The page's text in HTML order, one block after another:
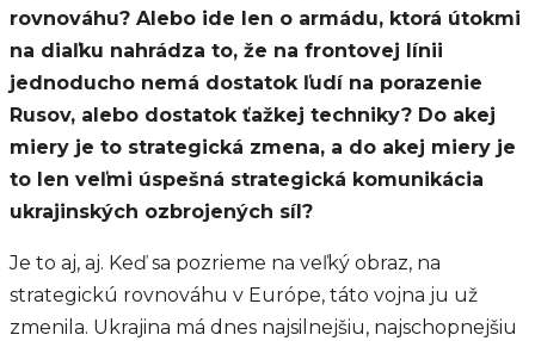
rovnováhu? Alebo ide len o armádu, ktorá útokmi
na diaľku nahrádza to, že na frontovej línii
jednoducho nemá dostatok ľudí na porazenie
Rusov, alebo dostatok ťažkej techniky? Do akej
miery je to strategická zmena, a do akej miery je
to len veľmi úspešná strategická komunikácia
ukrajinských ozbrojených síl?
Je to aj, aj. Keď sa pozrieme na veľký obraz, na
strategickú rovnováhu v Európe, táto vojna ju už
zmenila. Ukrajina má dnes najsilnejšiu, najschopnejšiu